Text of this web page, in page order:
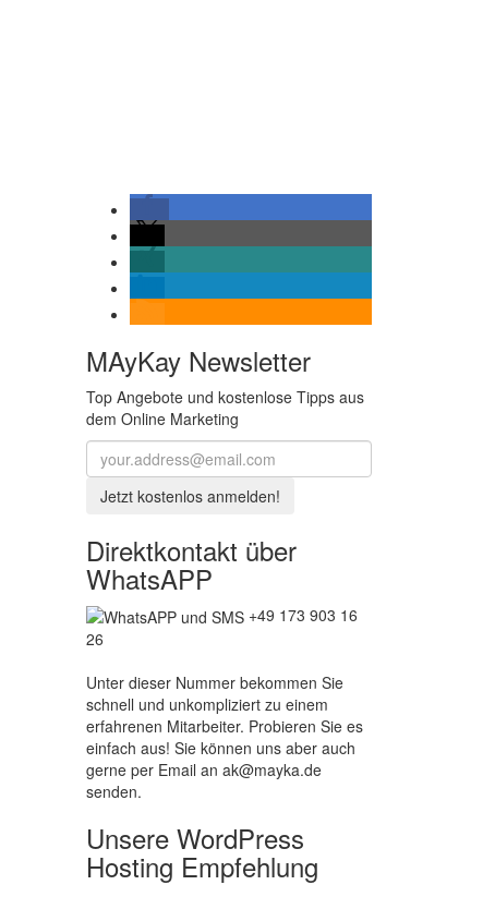
MAyKay Newsletter
Top Angebote und kostenlose Tipps aus
dem Online Marketing
Direktkontakt über
WhatsAPP
+49 173 903 16
26
Unter dieser Nummer bekommen Sie
schnell und unkompliziert zu einem
erfahrenen Mitarbeiter. Probieren Sie es
einfach aus! Sie können uns aber auch
gerne per Email an ak@mayka.de
senden.
Unsere WordPress
Hosting Empfehlung